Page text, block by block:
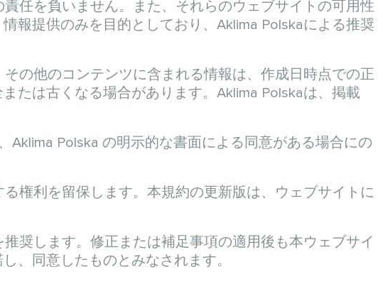
任を負いません。また、それらのウェブサイトの可用性
報提供のみを目的としており、Aklima Polskaによる推奨
の他のコンテンツに含まれる情報は、作成日時点での正
たは古くなる場合があります。Aklima Polskaは、掲載
Polska の明示的な書面による同意がある場合にの
権利を留保します。本規約の更新版は、ウェブサイトに
奨します。修正または補足事項の適用後も本ウェブサイ
、同意したものとみなされます。